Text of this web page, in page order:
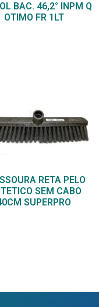
BAC. 46,2° INPM Q
OTIMO FR 1LT
RETA PELO
SEM CABO
SUPERPRO